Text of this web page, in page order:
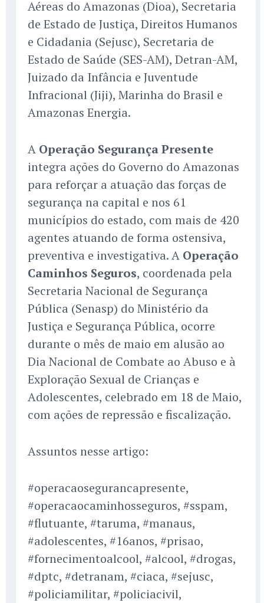
Aéreas do Amazonas (Dioa), Secretaria
de Estado de Justiça, Direitos Humanos
e Cidadania (Sejusc), Secretaria de
Estado de Saúde (SES-AM), Detran-AM,
Juizado da Infância e Juventude
Infracional (Jiji), Marinha do Brasil e
Amazonas Energia.
A Operação Segurança Presente
integra ações do Governo do Amazonas
para reforçar a atuação das forças de
segurança na capital e nos 61
municípios do estado, com mais de 420
agentes atuando de forma ostensiva,
preventiva e investigativa. A Operação
Caminhos Seguros, coordenada pela
Secretaria Nacional de Segurança
Pública (Senasp) do Ministério da
Justiça e Segurança Pública, ocorre
durante o mês de maio em alusão ao
Dia Nacional de Combate ao Abuso e à
Exploração Sexual de Crianças e
Adolescentes, celebrado em 18 de Maio,
com ações de repressão e fiscalização.
Assuntos nesse artigo:
#operacaosegurancapresente,
#operacaocaminhosseguros, #sspam,
#flutuante, #taruma, #manaus,
#adolescentes, #16anos, #prisao,
#fornecimentoalcool, #alcool, #drogas,
#dptc, #detranam, #ciaca, #sejusc,
#policiamilitar, #policiacivil,